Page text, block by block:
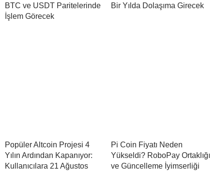
BTC ve USDT Paritelerinde
İşlem Görecek
Bir Yılda Dolaşıma Girecek
Popüler Altcoin Projesi 4
Yılın Ardından Kapanıyor:
Kullanıcılara 21 Ağustos
Pi Coin Fiyatı Neden
Yükseldi? RoboPay Ortaklığı
ve Güncelleme İyimserliği